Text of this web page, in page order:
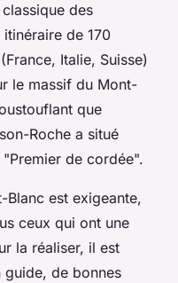
des
de 170
Italie, Suisse)
le massif du Mont-
que
Roche a situé
de cordée".
Blanc est exigeante,
ceux qui ont une
la réaliser, il est
guide, de bonnes